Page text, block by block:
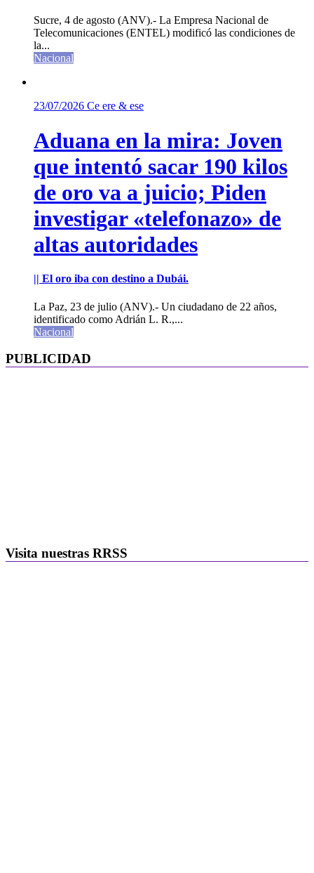
Sucre, 4 de agosto (ANV).- La Empresa Nacional de
Telecomunicaciones (ENTEL) modificó las condiciones de
la...
Nacional
23/07/2026 Ce ere & ese
Aduana en la mira: Joven
que intentó sacar 190 kilos
de oro va a juicio; Piden
investigar «telefonazo» de
altas autoridades
|| El oro iba con destino a Dubái.
La Paz, 23 de julio (ANV).- Un ciudadano de 22 años,
identificado como Adrián L. R.,...
Nacional
PUBLICIDAD
Visita nuestras RRSS